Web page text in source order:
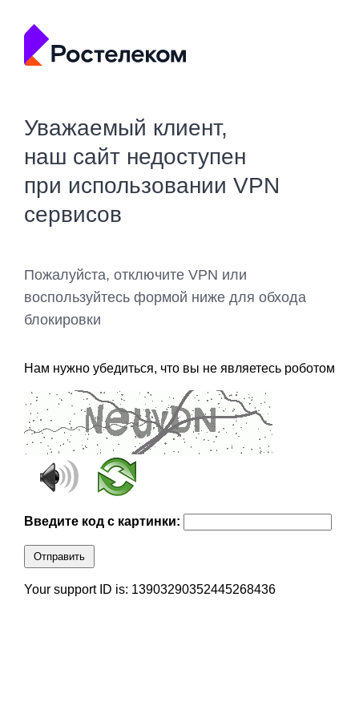
Уважаемый клиент,
наш сайт недоступен
при использовании VPN
сервисов
Пожалуйста, отключите VPN или
воспользуйтесь формой ниже для обхода
блокировки
Нам нужно убедиться, что вы не являетесь роботом
Введите код с картинки:
Отправить
Your support ID is: 13903290352445268436